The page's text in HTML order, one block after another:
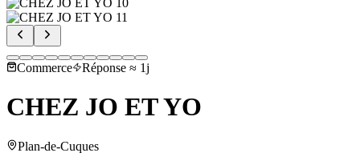
Commerce Réponse ≈ 1j
CHEZ JO ET YO
Plan-de-Cuques